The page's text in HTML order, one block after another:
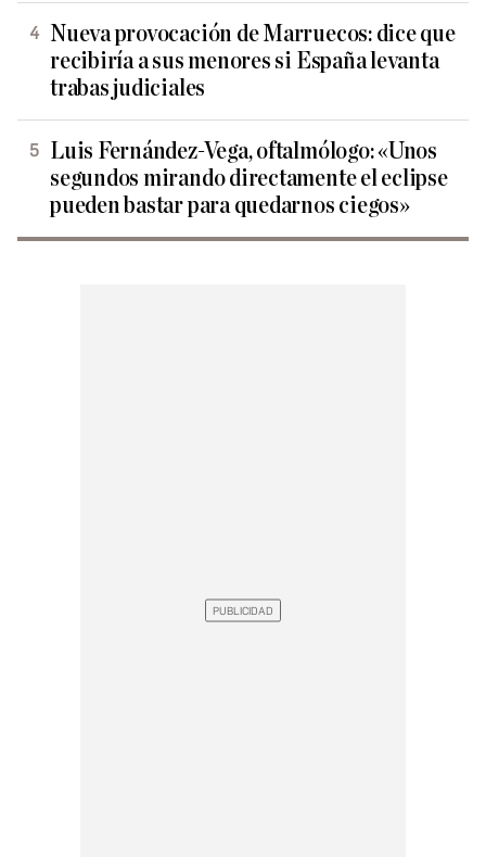
Nueva provocación de Marruecos: dice que
recibiría a sus menores si España levanta
trabas judiciales
Luis Fernández-Vega, oftalmólogo: «Unos
segundos mirando directamente el eclipse
pueden bastar para quedarnos ciegos»